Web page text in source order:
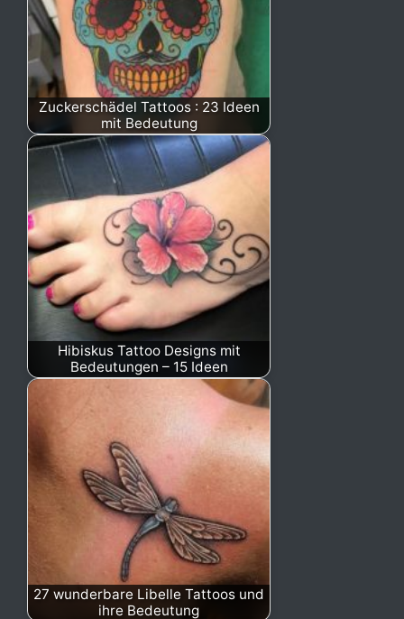
Zuckerschädel Tattoos : 23 Ideen
mit Bedeutung
Hibiskus Tattoo Designs mit
Bedeutungen – 15 Ideen
27 wunderbare Libelle Tattoos und
ihre Bedeutung